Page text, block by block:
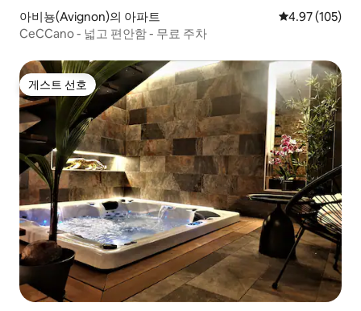
아비뇽(Avignon)의 아파트 평점 4.97점(5
4.97 (105)
CeCCano - 넓고 편안함 - 무료 주차
게스트 선호
게스트 선호